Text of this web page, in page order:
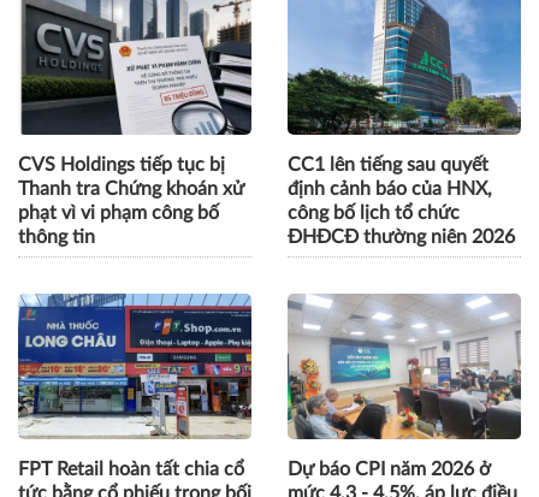
CVS Holdings tiếp tục bị
Thanh tra Chứng khoán xử
phạt vì vi phạm công bố
thông tin
CC1 lên tiếng sau quyết
định cảnh báo của HNX,
công bố lịch tổ chức
ĐHĐCĐ thường niên 2026
FPT Retail hoàn tất chia cổ
Dự báo CPI năm 2026 ở